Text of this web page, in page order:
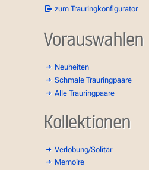
zum Trauringkonfigurator
Vorauswahlen
Neuheiten
Schmale Trauringpaare
Alle Trauringpaare
Kollektionen
Verlobung/Solitär
Memoire